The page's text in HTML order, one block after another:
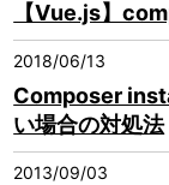
【Vue.js】
2018/06/13
Composer
い場合の対処法
2013/09/03